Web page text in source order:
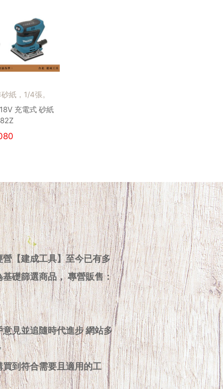
紙，1/4張。
充電式 砂紙
【建成工具】至今已有多
礎篩選商品， 專營販售：
見並追隨時代進步 網站多
到符合需要且適用的工